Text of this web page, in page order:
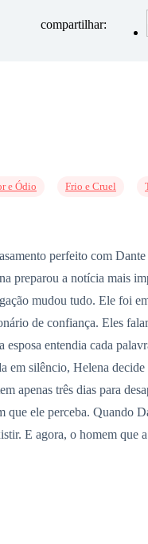
compartilhar:
e Ódio Frio e Cruel
perfeito com
preparou a notícia mais
mudou tudo. Ele foi
de confiança. Eles
entendia cada
em silêncio, Helena
apenas três dias para
ele perceba. Quando
E agora, o homem que